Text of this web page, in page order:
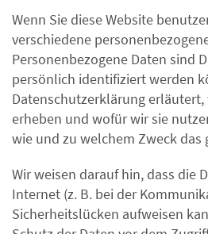
Wenn Sie diese Website
verschiedene
Personenbezogene Daten sind
persönlich identifiziert werden
Datenschutzerklärung
erheben und wofür wir sie
wie und zu welchem Zweck das
Wir weisen darauf hin, dass die
Internet (z. B. bei der
Sicherheitslücken aufweisen